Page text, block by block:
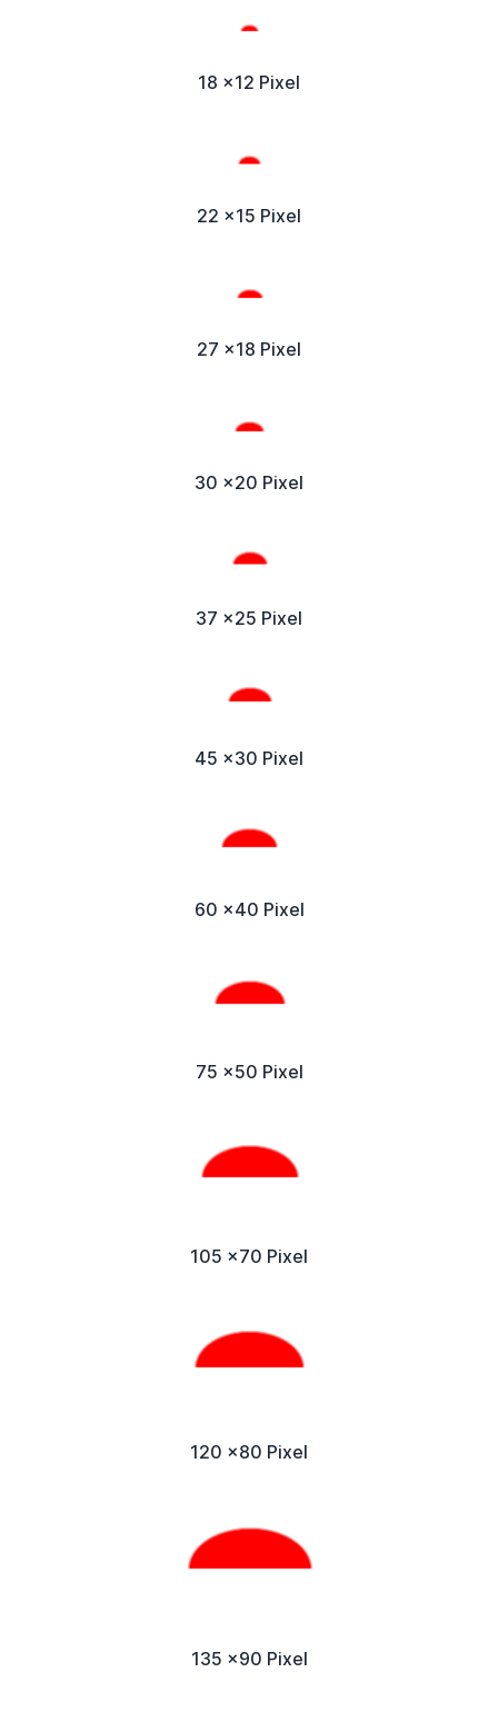
18 x12 Pixel
22 x15 Pixel
27 x18 Pixel
30 x20 Pixel
37 x25 Pixel
45 x30 Pixel
60 x40 Pixel
75 x50 Pixel
105 x70 Pixel
120 x80 Pixel
135 x90 Pixel